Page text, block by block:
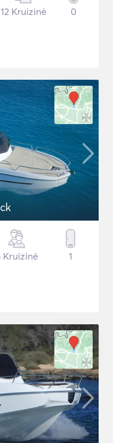
12 Kruizinė 0
Kruizinė 1